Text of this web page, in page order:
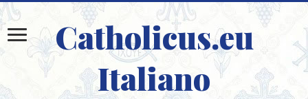
Catholicus.eu
Italiano